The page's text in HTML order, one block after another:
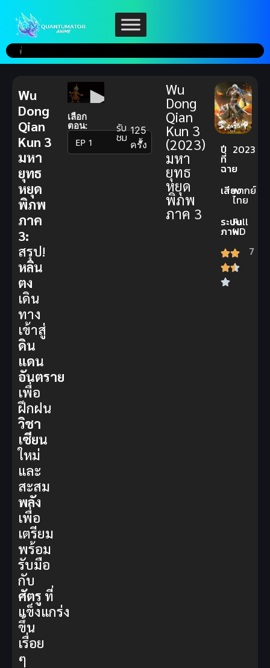
เลือก
ตอน:
▼
รับ
ชม 125
ครั้ง
Wu
Dong
Qian
Kun 3
(2023)
มหา
ยุทธ
หยุด
พิภพ
ภาค 3
ปี
ที่
ฉาย
2023
เสียงพากย์
ไทย
ระบบ
ภาพ
Full
HD
7
Wu
Dong
Qian
Kun 3
มหา
ยุทธ
หยุด
พิภพ
ภาค
3:
สรุป!
หลิน
ตง
เดิน
ทาง
เข้าสู่
ดิน
แดน
อันตราย
เพื่อ
ฝึกฝน
วิชา
เซียน
ใหม่
และ
สะสม
พลัง
เพื่อ
เตรียม
พร้อม
รับมือ
กับ
ศัตรู ที่
แข็งแกร่ง
ขึ้น
เรื่อย
ๆ